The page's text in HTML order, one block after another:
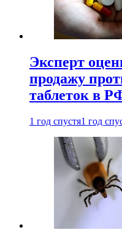
Эксперт
продажу
таблеток в
1 год спустя1 год